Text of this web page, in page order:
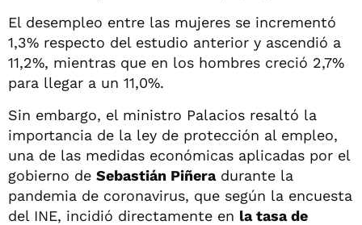
El desempleo entre las mujeres se incrementó
1,3% respecto del estudio anterior y ascendió a
11,2%, mientras que en los hombres creció 2,7%
para llegar a un 11,0%.
Sin embargo, el ministro Palacios resaltó la
importancia de la ley de protección al empleo,
una de las medidas económicas aplicadas por el
gobierno de Sebastián Piñeradurante la
pandemia de coronavirus, que según la encuesta
del INE, incidió directamente en la tasa de